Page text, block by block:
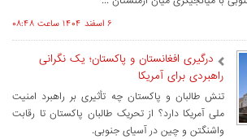
۶ اسفند ۱۴۰۴ ساعت ۰۸:۴۸
درگیری افغانستان و پاکستان؛ یک نگرانی
راهبردی برای آمریکا
تنش طالبان و پاکستان چه تأثیری بر راهبرد امنیت
ملی آمریکا دارد؟ از تحریک طالبان پاکستان تا رقابت
واشنگتن و چین در آسیای جنوبی.